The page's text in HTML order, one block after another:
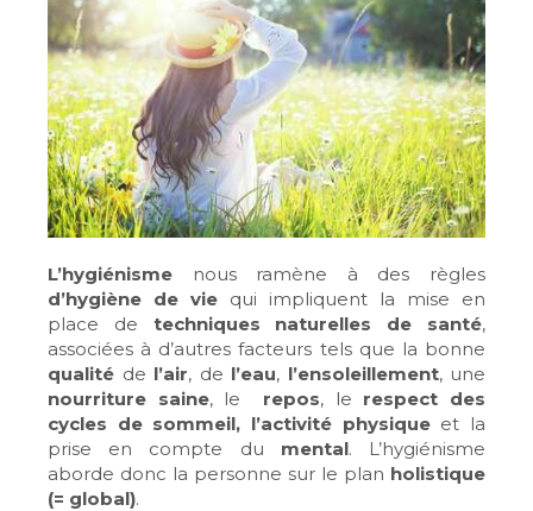
L’hygiénisme nous ramène à des règles
d’hygiène de vie qui impliquent la mise en
place de techniques naturelles de santé,
associées à d’autres facteurs tels que la bonne
qualité de l’air, de l’eau, l’ensoleillement, une
nourriture saine, le repos, le respect des
cycles de sommeil, l’activité physiqueet la
prise en compte du mental. L’hygiénisme
aborde donc la personne sur le plan holistique
(= global).